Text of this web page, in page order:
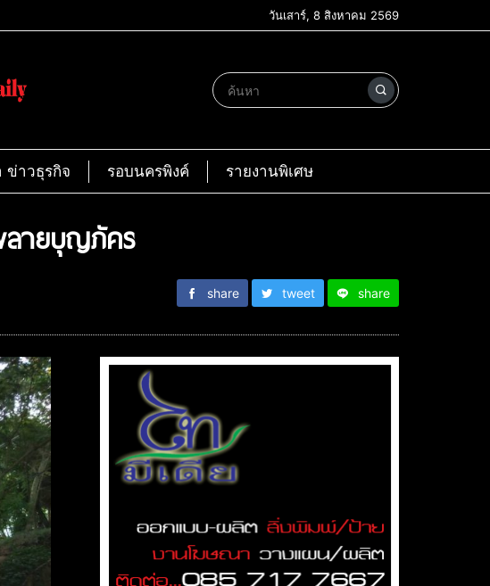
วันเสาร์, 8 สิงหาคม 2569
ข่าวธุรกิจ รอบนครพิงค์ รายงานพิเศษ
ลายบุญภัคร
share tweet share